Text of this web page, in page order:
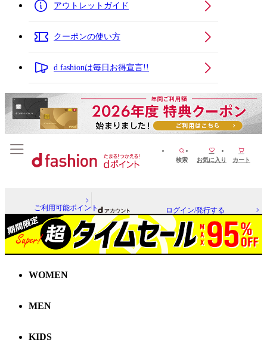
アウトレットガイド
クーポンの使い方
d fashionは毎日お得宣言!!
検索 お気に入り カート
ご利用可能ポイント ログイン/発行する
WOMEN
MEN
KIDS